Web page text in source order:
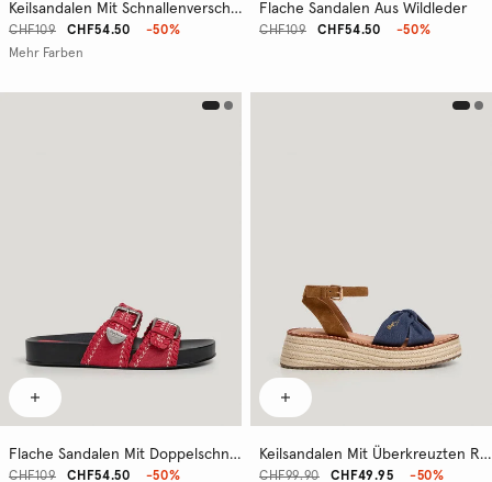
Keilsandalen Mit Schnallenverschluss
CHF54.50
CHF109
-50%
Mehr Farben
Flache Sandalen Aus Wildleder
CHF54.50
CHF109 -50%
Flache Sandalen Mit Doppelschnalle
CHF54.50
CHF109 -50%
Keilsandalen Mit Überkreuzten Riemen
CHF49.95
CHF99.90 -50%